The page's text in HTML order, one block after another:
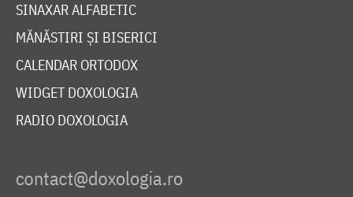
SINAXAR ALFABETIC
MĂNĂSTIRI ȘI BISERICI
CALENDAR ORTODOX
WIDGET DOXOLOGIA
RADIO DOXOLOGIA